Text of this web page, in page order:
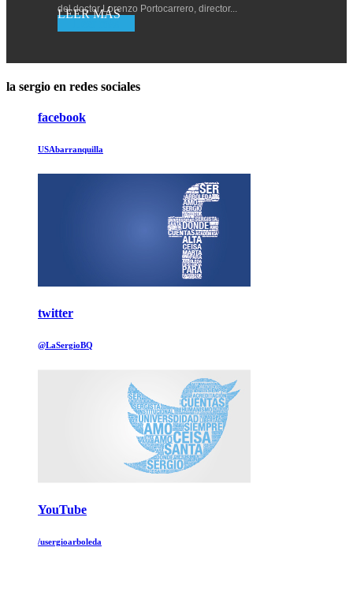
del doctor Lorenzo Portocarrero, director...
la sergio en redes sociales
facebook
USAbarranquilla
twitter
@LaSergioBQ
YouTube
/usergioarboleda